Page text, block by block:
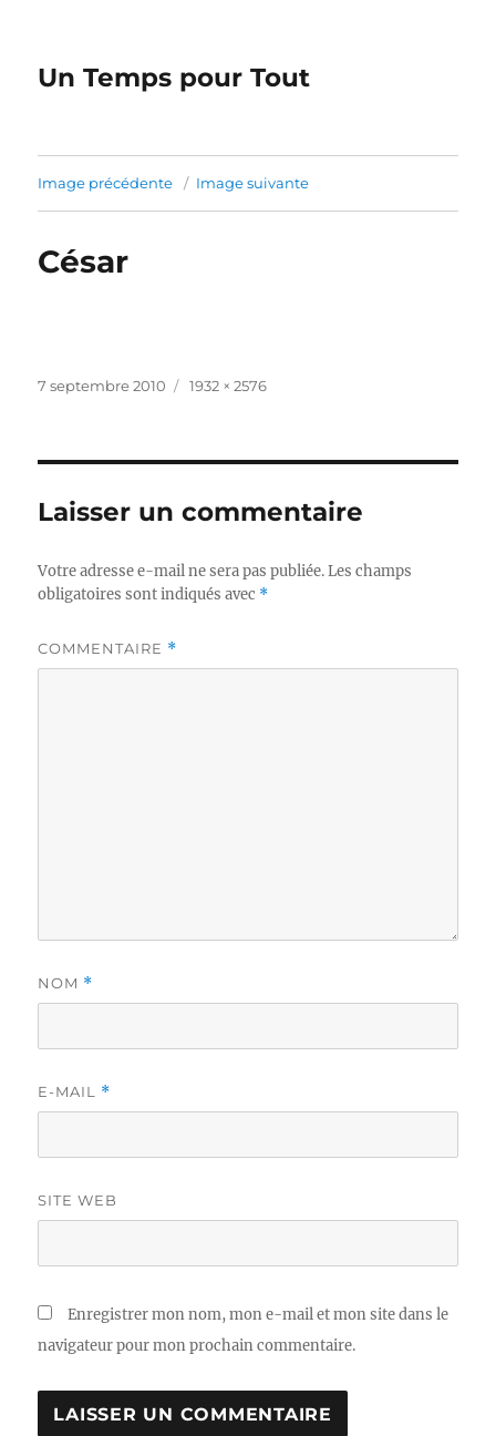
Un Temps pour Tout
Image précédente Image suivante
César
Publié
7 septembre 2010
Taille
1932 × 2576
Laisser un commentaire
Votre adresse e-mail ne sera pas publiée. Les champs
obligatoires sont indiqués avec *
COMMENTAIRE *
NOM *
E-MAIL *
SITE WEB
Enregistrer mon nom, mon e-mail et mon site dans le
navigateur pour mon prochain commentaire.